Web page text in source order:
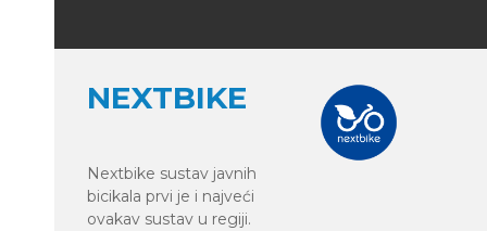
NEXTBIKE
Nextbike sustav javnih
bicikala prvi je i najveći
ovakav sustav u regiji.